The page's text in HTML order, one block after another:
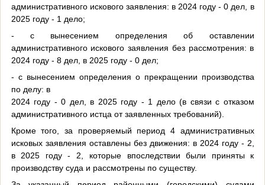
административного искового заявления: в 2024 году - 0 дел, в
2025 году - 1 дело;
- с вынесением определения об оставлении
административного искового заявления без рассмотрения: в
2024 году - 8 дел, в 2025 году - 0 дел;
- с вынесением определения о прекращении производства
по делу: в
2024 году - 0 дел, в 2025 году - 1 дело (в связи с отказом
административного истца от заявленных требований).
Кроме того, за проверяемый период 4 административных
исковых заявления оставлены без движения: в 2024 году - 2,
в 2025 году - 2, которые впоследствии были приняты к
производству суда и рассмотрены по существу.